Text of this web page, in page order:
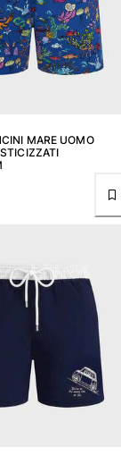
MARE UOMO